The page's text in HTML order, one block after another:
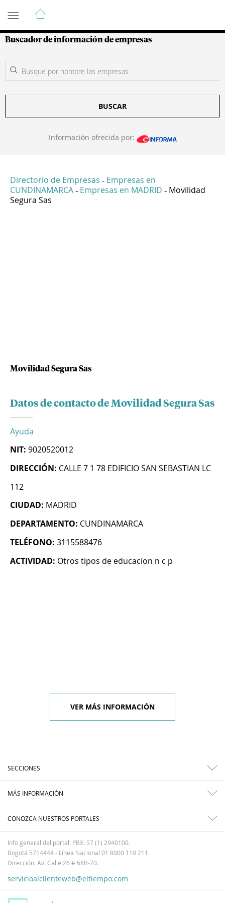
Guía de Empresas Colombianas
Buscador de información de empresas
BUSCAR
Información ofrecida por:
Directorio de Empresas - Empresas en
CUNDINAMARCA - Empresas en MADRID - Movilidad
Segura Sas
Movilidad Segura Sas
Datos de contacto de Movilidad Segura Sas
Ayuda
NIT: 9020520012
DIRECCIÓN: CALLE 7 1 78 EDIFICIO SAN SEBASTIAN LC
112
CIUDAD: MADRID
DEPARTAMENTO: CUNDINAMARCA
TELÉFONO: 3115588476
ACTIVIDAD: Otros tipos de educacion n c p
VER MÁS INFORMACIÓN
SECCIONES
MÁS INFORMACIÓN
CONOZCA NUESTROS PORTALES
Info general del portal: PBX: 57 (1) 2940100.
Bogotá 5714444 - Línea Nacional 01 8000 110 211.
Dirección: Av. Calle 26 # 68B-70.
servicioalclienteweb@eltiempo.com